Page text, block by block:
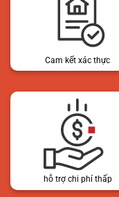
Cam kết xác thực
hỗ trợ chi phí thấp